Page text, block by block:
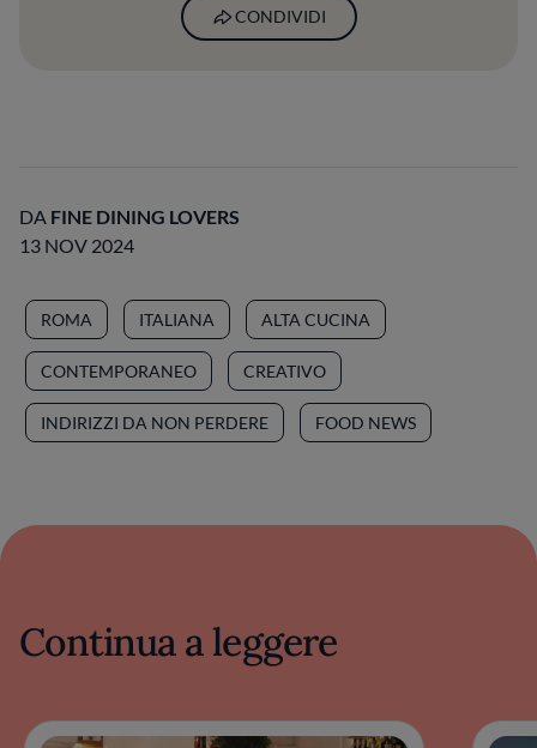
CONDIVIDI
DA FINE DINING LOVERS
13 NOV 2024
ROMA ITALIANA ALTA CUCINA
CONTEMPORANEO CREATIVO
INDIRIZZI DA NON PERDERE FOOD NEWS
Continua a leggere